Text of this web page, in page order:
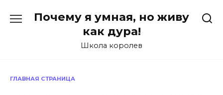
Почему я умная, но живу
как дура!
Школа королев
ГЛАВНАЯ СТРАНИЦА